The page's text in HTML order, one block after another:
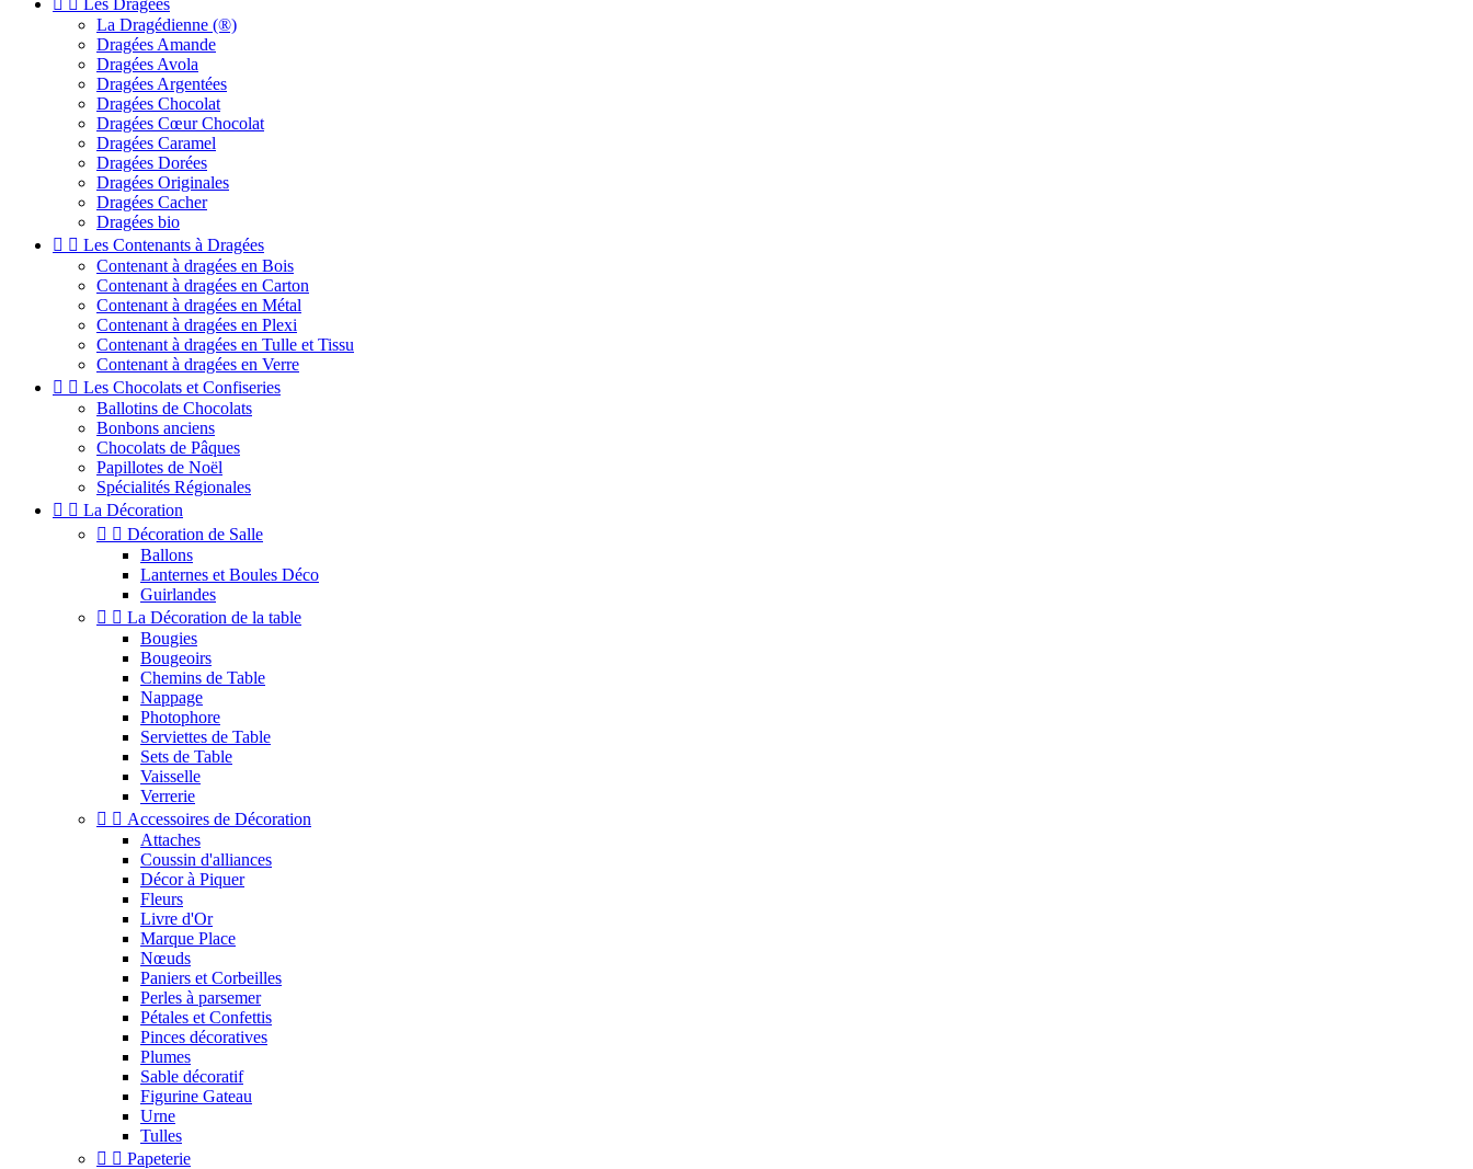
  Les Dragées
La Dragédienne (®)
Dragées Amande
Dragées Avola
Dragées Argentées
Dragées Chocolat
Dragées Cœur Chocolat
Dragées Caramel
Dragées Dorées
Dragées Originales
Dragées Cacher
Dragées bio
  Les Contenants à Dragées
Contenant à dragées en Bois
Contenant à dragées en Carton
Contenant à dragées en Métal
Contenant à dragées en Plexi
Contenant à dragées en Tulle et Tissu
Contenant à dragées en Verre
  Les Chocolats et Confiseries
Ballotins de Chocolats
Bonbons anciens
Chocolats de Pâques
Papillotes de Noël
Spécialités Régionales
  La Décoration
  Décoration de Salle
Ballons
Lanternes et Boules Déco
Guirlandes
  La Décoration de la table
Bougies
Bougeoirs
Chemins de Table
Nappage
Photophore
Serviettes de Table
Sets de Table
Vaisselle
Verrerie
  Accessoires de Décoration
Attaches
Coussin d'alliances
Décor à Piquer
Fleurs
Livre d'Or
Marque Place
Nœuds
Paniers et Corbeilles
Perles à parsemer
Pétales et Confettis
Pinces décoratives
Plumes
Sable décoratif
Figurine Gateau
Urne
Tulles
  Papeterie